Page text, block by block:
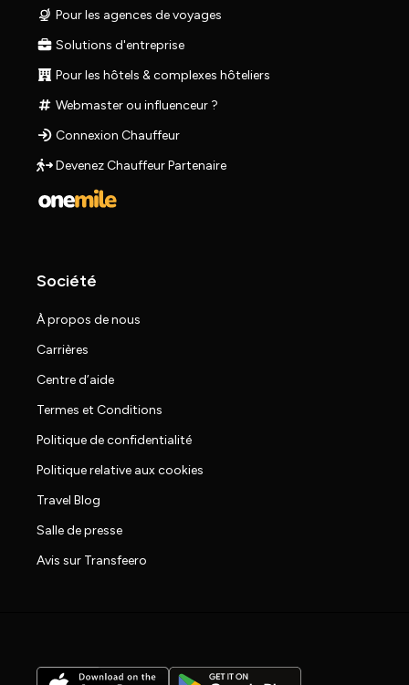
Pour les agences de voyages
Solutions d'entreprise
Pour les hôtels & complexes hôteliers
Webmaster ou influenceur ?
Connexion Chauffeur
Devenez Chauffeur Partenaire
Société
À propos de nous
Carrières
Centre d’aide
Termes et Conditions
Politique de confidentialité
Politique relative aux cookies
Travel Blog
Salle de presse
Avis sur Transfeero